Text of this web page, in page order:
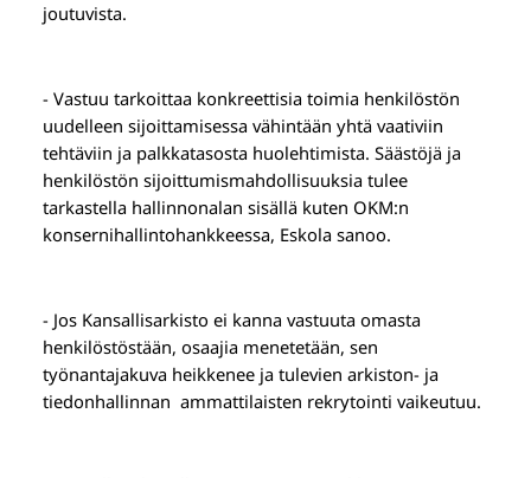
joutuvista.
- Vastuu tarkoittaa konkreettisia toimia henkilöstön
uudelleen sijoittamisessa vähintään yhtä vaativiin
tehtäviin ja palkkatasosta huolehtimista. Säästöjä ja
henkilöstön sijoittumismahdollisuuksia tulee
tarkastella hallinnonalan sisällä kuten OKM:n
konsernihallintohankkeessa, Eskola sanoo.
- Jos Kansallisarkisto ei kanna vastuuta omasta
henkilöstöstään, osaajia menetetään, sen
työnantajakuva heikkenee ja tulevien arkiston- ja
tiedonhallinnan ammattilaisten rekrytointi vaikeutuu.